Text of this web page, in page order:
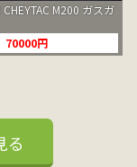
CHEYTAC M200 ガスガ
70000円
る